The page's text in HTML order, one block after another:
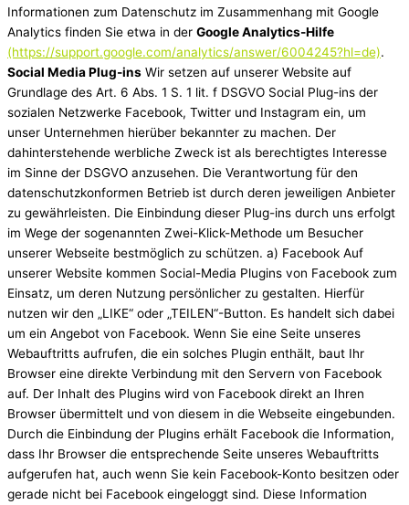
Informationen zum Datenschutz im Zusammenhang mit Google
Analytics finden Sie etwa in der Google Analytics-Hilfe
(https://support.google.com/analytics/answer/6004245?hl=de).
Social Media Plug-ins Wir setzen auf unserer Website auf
Grundlage des Art. 6 Abs. 1 S. 1 lit. f DSGVO Social Plug-ins der
sozialen Netzwerke Facebook, Twitter und Instagram ein, um
unser Unternehmen hierüber bekannter zu machen. Der
dahinterstehende werbliche Zweck ist als berechtigtes Interesse
im Sinne der DSGVO anzusehen. Die Verantwortung für den
datenschutzkonformen Betrieb ist durch deren jeweiligen Anbieter
zu gewährleisten. Die Einbindung dieser Plug-ins durch uns erfolgt
im Wege der sogenannten Zwei-Klick-Methode um Besucher
unserer Webseite bestmöglich zu schützen. a) Facebook Auf
unserer Website kommen Social-Media Plugins von Facebook zum
Einsatz, um deren Nutzung persönlicher zu gestalten. Hierfür
nutzen wir den „LIKE“ oder „TEILEN“-Button. Es handelt sich dabei
um ein Angebot von Facebook. Wenn Sie eine Seite unseres
Webauftritts aufrufen, die ein solches Plugin enthält, baut Ihr
Browser eine direkte Verbindung mit den Servern von Facebook
auf. Der Inhalt des Plugins wird von Facebook direkt an Ihren
Browser übermittelt und von diesem in die Webseite eingebunden.
Durch die Einbindung der Plugins erhält Facebook die Information,
dass Ihr Browser die entsprechende Seite unseres Webauftritts
aufgerufen hat, auch wenn Sie kein Facebook-Konto besitzen oder
gerade nicht bei Facebook eingeloggt sind. Diese Information